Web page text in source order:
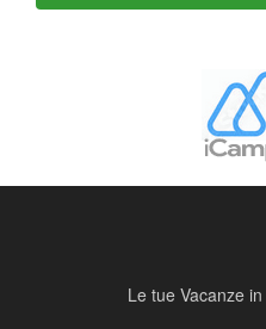
Le tue Vacanze in